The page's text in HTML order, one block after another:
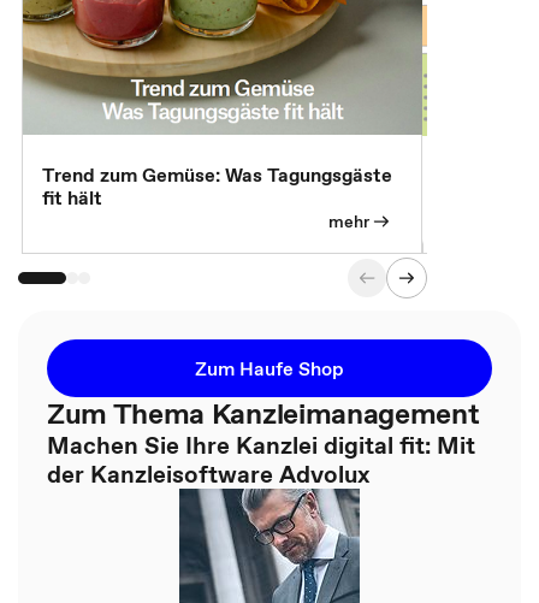
Trend zum Gemüse: Was Tagungsgäste
fit hält
mehr
Zum Haufe Shop
Zum Thema Kanzleimanagement
Machen Sie Ihre Kanzlei digital fit: Mit
der Kanzleisoftware Advolux